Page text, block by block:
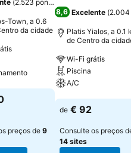
equipamentos e trilhas a pé
(2.523 pontuações
Town, a 0.6
da cidade
preços de9
8,6 Excelente (2.004
Platis Yialos, a 0.1
de Centro da
Wi-Fi grátis
Piscina
A/C
Ver preços
de € 92
Consulte os preços
14 sites